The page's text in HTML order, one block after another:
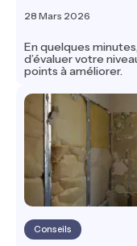
28 Mars 2026
En quelques
d’évaluer votre
points à améliorer.
Conseils